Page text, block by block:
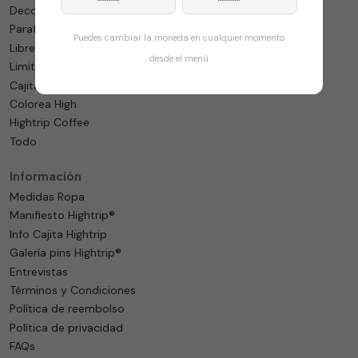
Decoración
Parafernalia
Librería
Limitados
Cajita Hightrip
Colorea High
Hightrip Coffee
Todo
Información
Medidas Ropa
Manifiesto Hightrip®
Info Cajita Hightrip
Galería pins Hightrip®
Entrevistas
Términos y Condiciones
Política de reembolso
Política de privacidad
FAQs
Puedes cambiar la moneda en cualquier momento
desde el menú